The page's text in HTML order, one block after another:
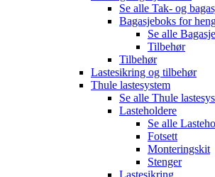
Se alle Tak- og
Bagasjeboks for
Se alle
Tilbehør
Tilbehør
Lastesikring og tilbehør
Thule lastesystem
Se alle Thule
Lasteholdere
Se alle
Fotsett
Monteringskit
Stenger
Lastesikring